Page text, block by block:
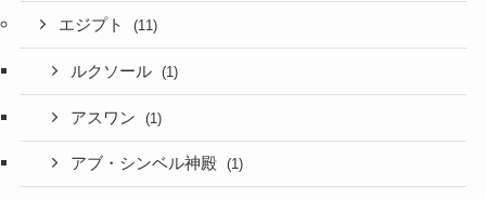
エジプト (11)
ルクソール (1)
アスワン (1)
アブ・シンベル神殿 (1)